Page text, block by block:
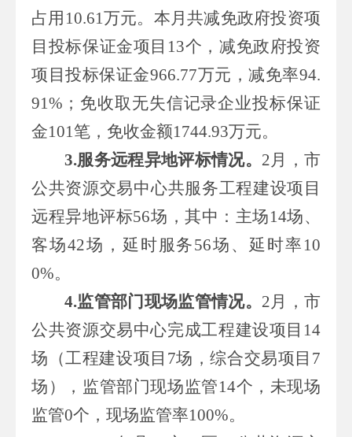
占用 10.61万元。本月共减免政府投资项
目投标保证金项目 13个，减免政府投资
项目投标保证金966.77万元，减免率94.
91% ；免收取无失信记录企业投标保证
金101笔，免收金额1744.93万元。
3.服务远程异地评标情况。 2月，市
公共资源交易中心共服务工程建设项目
远程异地评标56场，其中：主场14场、
客场42场，延时服务56场、延时率 10
0%。
4.监管部门现场监管情况。 2月，市
公共资源交易中心完成工程建设项目 14
场（工程建设项目 7场，综合交易项目 7
场），监管部门现场监管14个，未现场
监管0个，现场监管率100%。